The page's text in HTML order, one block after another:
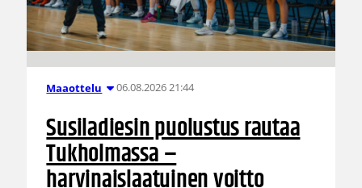
Maaottelu 06.08.2026 21:44
Susiladiesin puolustus rautaa
Tukholmassa –